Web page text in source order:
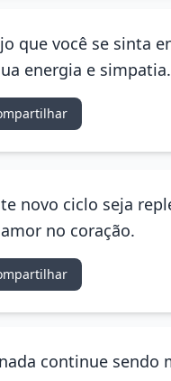
que você se sinta
energia e simpatia.
novo ciclo seja
no coração.
continue